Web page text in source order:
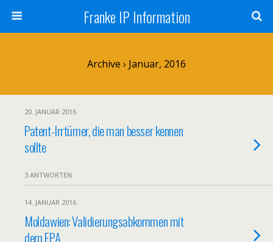
Franke IP Information
Archive › Januar, 2016
20. JANUAR 2016
Patent-Irrtümer, die man besser kennen
sollte
3 ANTWORTEN
14. JANUAR 2016
Moldawien: Validierungsabkommen mit
dem EPA